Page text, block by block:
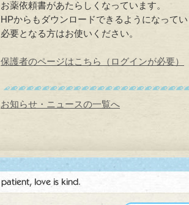
お薬依頼書があたらしくなっています。
HPからもダウンロードできるようになって
必要となる方はお使いください。
保護者のページはこちら（ログインが必要）
お知らせ・ニュースの一覧へ